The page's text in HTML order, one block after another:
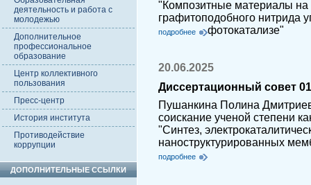
деятельность и работа с
молодежью
Дополнительное
профессиональное
образование
Центр коллективного
пользования
Пресс-центр
История института
Противодействие
коррупции
ДОПОЛНИТЕЛЬНЫЕ ССЫЛКИ
"Композитные материалы
графитоподобного нитрида
фотокатализе"
подробнее
20.06.2025
Диссертационный совет
Пушанкина Полина
соискание ученой степени
"Синтез,
наноструктурированных
подробнее